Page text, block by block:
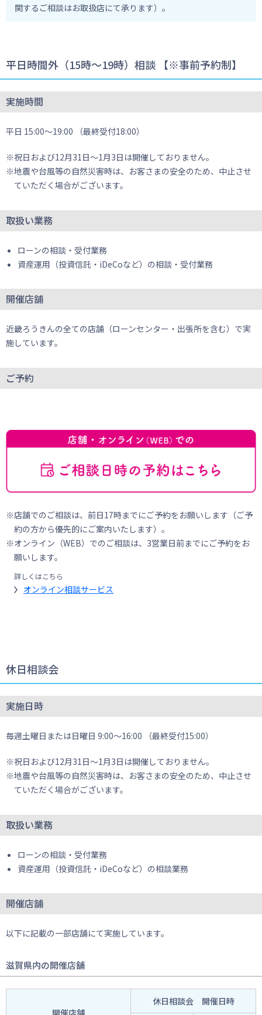
関するご相談はお取扱店にて承ります）。
平日時間外（15時～19時）相談 【※事前予約制】
実施時間
平日 15:00～19:00 （最終受付18:00）
祝日および12月31日～1月3日は開催しておりません。
地震や台風等の自然災害時は、お客さまの安全のため、中止させ
ていただく場合がございます。
取扱い業務
ローンの相談・受付業務
資産運用（投資信託・iDeCoなど）の相談・受付業務
開催店舗
近畿ろうきんの全ての店舗（ローンセンター・出張所を含む）で実
施しています。
ご予約
店舗でのご相談は、前日17時までにご予約をお願いします（ご予
約の方から優先的にご案内いたします）。
オンライン（WEB）でのご相談は、3営業日前までにご予約をお
願いします。
詳しくはこちら
オンライン相談サービス
休日相談会
実施日時
毎週土曜日または日曜日 9:00～16:00 （最終受付15:00）
祝日および12月31日～1月3日は開催しておりません。
地震や台風等の自然災害時は、お客さまの安全のため、中止させ
ていただく場合がございます。
取扱い業務
ローンの相談・受付業務
資産運用（投資信託・iDeCoなど）の相談業務
開催店舗
以下に記載の一部店舗にて実施しています。
滋賀県内の開催店舗
開催店舗
休日相談会 開催日時